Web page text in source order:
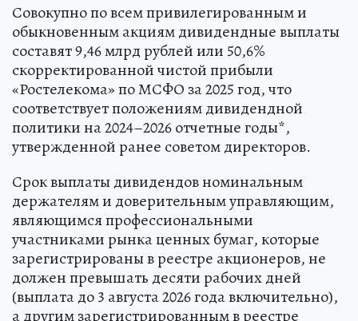
Совокупно по всем привилегированным и
обыкновенным акциям дивидендные выплаты
составят 9,46 млрд рублей или 50,6%
скорректированной чистой прибыли
«Ростелекома» по МСФО за 2025 год, что
соответствует положениям дивидендной
политики на 2024–2026 отчетные годы*,
утвержденной ранее советом директоров.
Срок выплаты дивидендов номинальным
держателям и доверительным управляющим,
являющимся профессиональными
участниками рынка ценных бумаг, которые
зарегистрированы в реестре акционеров, не
должен превышать десяти рабочих дней
(выплата до 3 августа 2026 года включительно),
а другим зарегистрированным в реестре